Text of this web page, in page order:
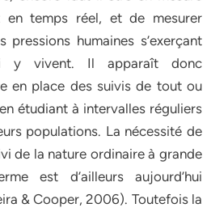
temps réel, et de mesurer
pressions humaines s’exerçant
y vivent. Il apparaît donc
en place des suivis de tout ou
étudiant à intervalles réguliers
populations. La nécessité de
de la nature ordinaire à grande
est d’ailleurs aujourd’hui
& Cooper, 2006). Toutefois la